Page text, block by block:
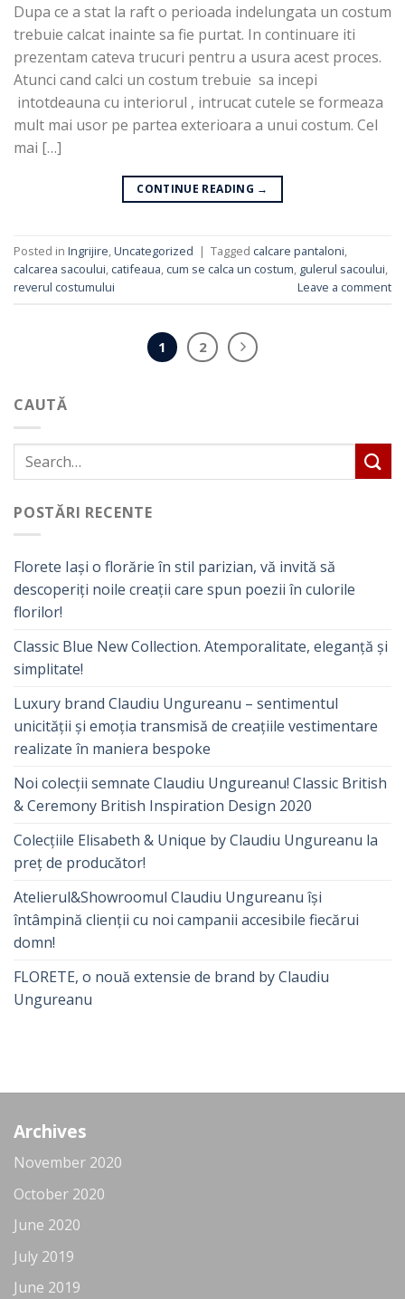
CAUTĂ
POSTĂRI RECENTE
Florete Iași o florărie în stil parizian, vă invită să
descoperiți noile creații care spun poezii în culorile
florilor!
Classic Blue New Collection. Atemporalitate, eleganță și
simplitate!
Luxury brand Claudiu Ungureanu – sentimentul
unicității și emoția transmisă de creațiile vestimentare
realizate în maniera bespoke
Noi colecții semnate Claudiu Ungureanu! Classic British
& Ceremony British Inspiration Design 2020
Colecțiile Elisabeth & Unique by Claudiu Ungureanu la
preț de producător!
Atelierul&Showroomul Claudiu Ungureanu își
întâmpină clienții cu noi campanii accesibile fiecărui
domn!
FLORETE, o nouă extensie de brand by Claudiu
Ungureanu
Dupa ce a stat la raft o perioada indelungata un costum
trebuie calcat inainte sa fie purtat. In continuare iti
prezentam cateva trucuri pentru a usura acest proces.
Atunci cand calci un costum trebuie sa incepi
intotdeauna cu interiorul , intrucat cutele se formeaza
mult mai usor pe partea exterioara a unui costum. Cel
mai […]
CONTINUE READING →
Posted in Ingrijire,Uncategorized | Tagged calcare pantaloni,
calcarea sacoului, catifeaua, cum se calca un costum, gulerul sacoului,
reverul costumului
Leave a comment
1 2
Archives
November 2020
October 2020
June 2020
July 2019
June 2019